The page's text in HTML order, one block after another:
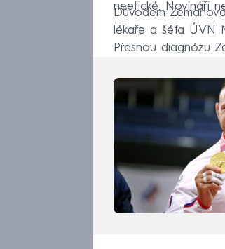
neetické. Novináři
Důvodem
lékaře a šéfa ÚVN
Přesnou diagnózu